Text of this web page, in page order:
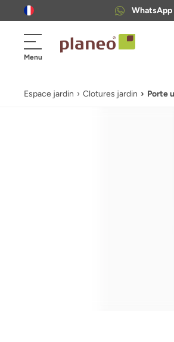
WhatsApp
Menu
Espace jardin Clotures jardin Porte